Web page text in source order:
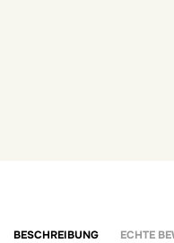
BESCHREIBUNG ECHTE